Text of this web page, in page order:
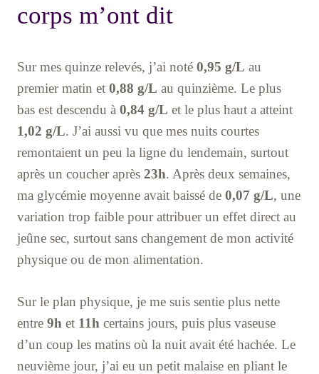
corps m’ont dit
Sur mes quinze relevés, j’ai noté 0,95 g/L au
premier matin et 0,88 g/L au quinzième. Le plus
bas est descendu à 0,84 g/L et le plus haut a atteint
1,02 g/L. J’ai aussi vu que mes nuits courtes
remontaient un peu la ligne du lendemain, surtout
après un coucher après 23h. Après deux semaines,
ma glycémie moyenne avait baissé de 0,07 g/L, une
variation trop faible pour attribuer un effet direct au
jeûne sec, surtout sans changement de mon activité
physique ou de mon alimentation.
Sur le plan physique, je me suis sentie plus nette
entre 9h et 11h certains jours, puis plus vaseuse
d’un coup les matins où la nuit avait été hachée. Le
neuvième jour, j’ai eu un petit malaise en pliant le